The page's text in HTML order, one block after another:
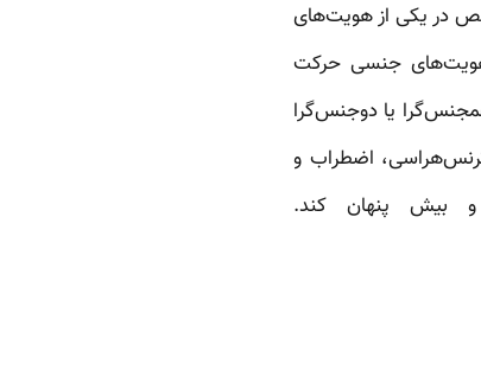
در یکی از هویت‌های
هویت‌های جنسی حرکت
یا دوجنس‌گرا
اضطراب و
بیش پنهان کند.